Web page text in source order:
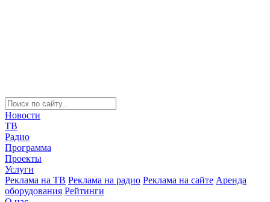
Новости
ТВ
Радио
Программа
Проекты
Услуги
Реклама на ТВ Реклама на радио Реклама на сайте Аренда
оборудования Рейтинги